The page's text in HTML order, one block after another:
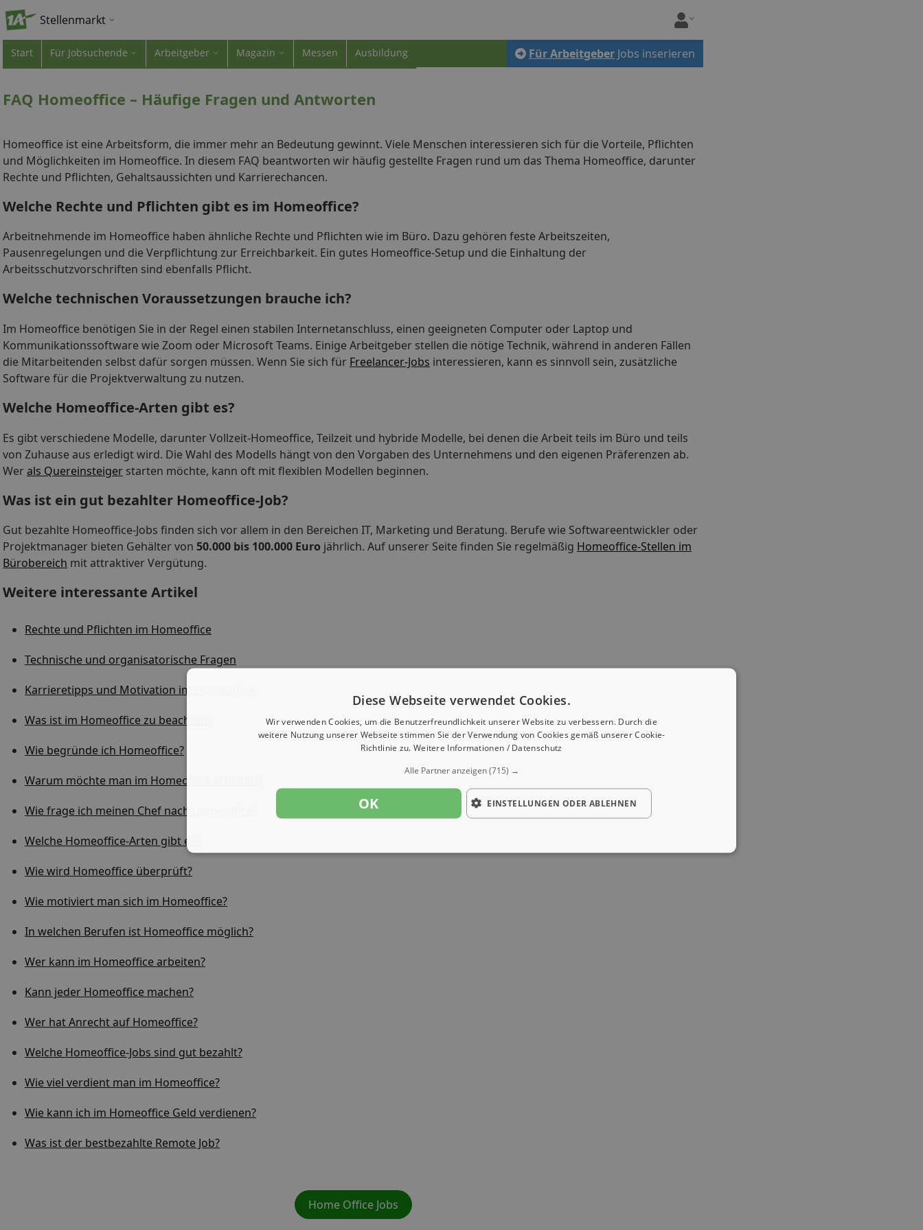
Stellenmarkt
Start Für Jobsuchende Arbeitgeber Magazin Messen Ausbildung Für Arbeitgeber Jobs inserieren
FAQ Homeoffice – Häufige Fragen und Antworten
Homeoffice ist eine Arbeitsform, die immer mehr an Bedeutung gewinnt. Viele Menschen interessieren sich für die Vorteile, Pflichten
und Möglichkeiten im Homeoffice. In diesem FAQ beantworten wir häufig gestellte Fragen rund um das Thema Homeoffice, darunter
Rechte und Pflichten, Gehaltsaussichten und Karrierechancen.
Welche Rechte und Pflichten gibt es im Homeoffice?
Arbeitnehmende im Homeoffice haben ähnliche Rechte und Pflichten wie im Büro. Dazu gehören feste Arbeitszeiten,
Pausenregelungen und die Verpflichtung zur Erreichbarkeit. Ein gutes Homeoffice-Setup und die Einhaltung der
Arbeitsschutzvorschriften sind ebenfalls Pflicht.
Welche technischen Voraussetzungen brauche ich?
Im Homeoffice benötigen Sie in der Regel einen stabilen Internetanschluss, einen geeigneten Computer oder Laptop und
Kommunikationssoftware wie Zoom oder Microsoft Teams. Einige Arbeitgeber stellen die nötige Technik, während in anderen Fällen
die Mitarbeitenden selbst dafür sorgen müssen. Wenn Sie sich für Freelancer-Jobs interessieren, kann es sinnvoll sein, zusätzliche
Software für die Projektverwaltung zu nutzen.
Welche Homeoffice-Arten gibt es?
Es gibt verschiedene Modelle, darunter Vollzeit-Homeoffice, Teilzeit und hybride Modelle, bei denen die Arbeit teils im Büro und teils
von Zuhause aus erledigt wird. Die Wahl des Modells hängt von den Vorgaben des Unternehmens und den eigenen Präferenzen ab.
Werals Quereinsteiger starten möchte, kann oft mit flexiblen Modellen beginnen.
Was ist ein gut bezahlter Homeoffice-Job?
Gut bezahlte Homeoffice-Jobs finden sich vor allem in den Bereichen IT, Marketing und Beratung. Berufe wie Softwareentwickler oder
Projektmanager bieten Gehälter von 50.000 bis 100.000 Euro jährlich. Auf unserer Seite finden Sie regelmäßig Homeoffice-Stellen im
Bürobereich mit attraktiver Vergütung.
Weitere interessante Artikel
Rechte und Pflichten im Homeoffice
Technische und organisatorische Fragen
Karrieretipps und Motivation im Homeoffice
Was ist im Homeoffice zu beachten?
Wie begründe ich Homeoffice?
Warum möchte man im Homeoffice arbeiten?
Wie frage ich meinen Chef nach Homeoffice?
Welche Homeoffice-Arten gibt es?
Wie wird Homeoffice überprüft?
Wie motiviert man sich im Homeoffice?
In welchen Berufen ist Homeoffice möglich?
Wer kann im Homeoffice arbeiten?
Kann jeder Homeoffice machen?
Wer hat Anrecht auf Homeoffice?
Welche Homeoffice-Jobs sind gut bezahlt?
Wie viel verdient man im Homeoffice?
Wie kann ich im Homeoffice Geld verdienen?
Was ist der bestbezahlte Remote Job?
Home Office Jobs
Diese Webseite verwendet Cookies.
Wir verwenden Cookies, um die Benutzerfreundlichkeit unserer Website zu verbessern. Durch die
weitere Nutzung unserer Webseite stimmen Sie der Verwendung von Cookies gemäß unserer Cookie-
Richtlinie zu. Weitere Informationen / Datenschutz
Alle Partner anzeigen(715) →
OK EINSTELLUNGEN ODER ABLEHNEN